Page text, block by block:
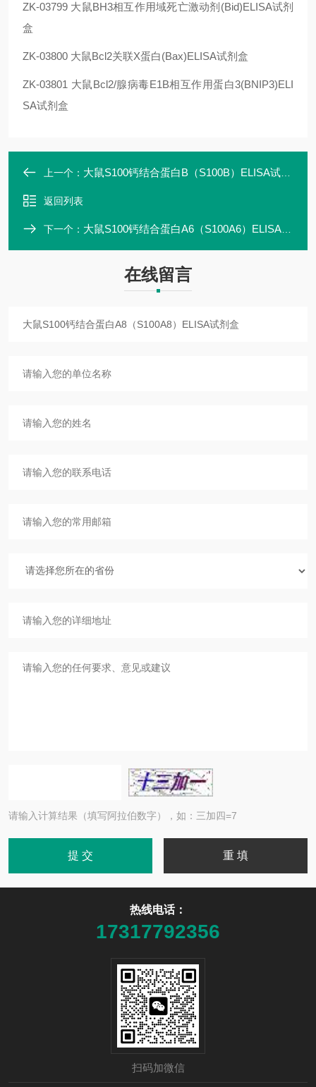
ZK-03799 大鼠BH3相互作用域死亡激动剂(Bid)ELISA试剂
盒
ZK-03800 大鼠Bcl2关联X蛋白(Bax)ELISA试剂盒
ZK-03801 大鼠Bcl2/腺病毒E1B相互作用蛋白3(BNIP3)ELI
SA试剂盒
上一个： 大鼠S100钙结合蛋白B（S100B）ELISA试剂盒
返回列表
下一个： 大鼠S100钙结合蛋白A6（S100A6）ELISA试剂盒
在线留言
请输入计算结果（填写阿拉伯数字），如：三加四=7
热线电话：
17317792356
扫码加微信